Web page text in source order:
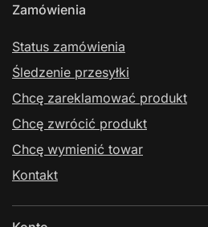
Zamówienia
Status zamówienia
Śledzenie przesyłki
Chcę zareklamować produkt
Chcę zwrócić produkt
Chcę wymienić towar
Kontakt